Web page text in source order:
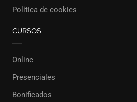
Política de cookies
CURSOS
Online
Presenciales
Bonificados